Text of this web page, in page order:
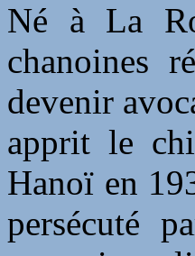
Né à La
chanoines
devenir
apprit le
Hanoï en
persécuté